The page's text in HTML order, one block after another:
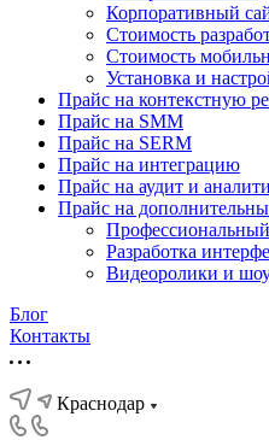
Корпоративный
Стоимость
Стоимость
Установка и
Прайс на контекстную
Прайс на SMM
Прайс на SERM
Прайс на интеграцию
Прайс на аудит и
Прайс на
Разработка
Видеоролики и
Блог
Контакты
Краснодар